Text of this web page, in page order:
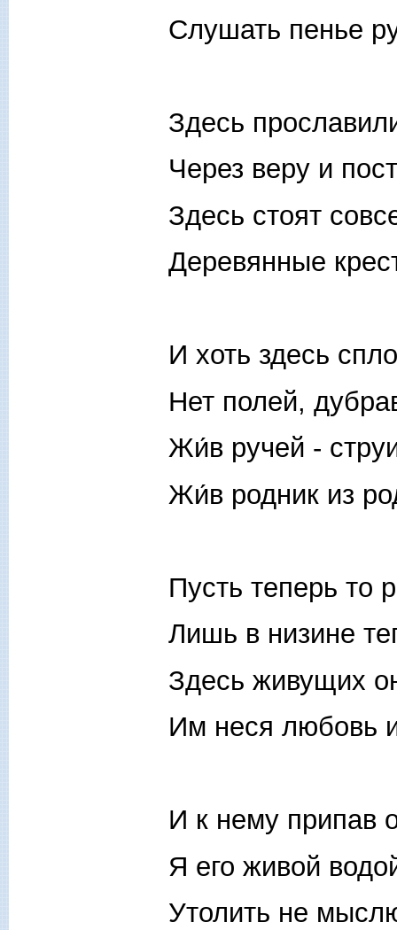
Слушать пенье
Здесь
Через веру и
Здесь стоят
Деревянные
И хоть здесь
Нет полей,
Жи́в ручей -
Жи́в родник из
Пусть теперь то
Лишь в низине
Здесь живущих
Им неся любовь
И к нему припав
Я его живой
Утолить не